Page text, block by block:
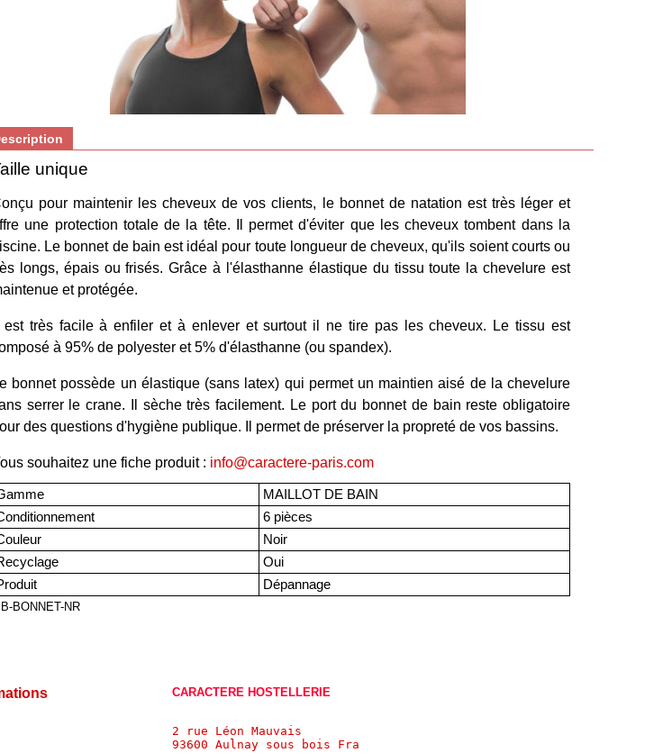
unique
pour maintenir les cheveux de vos clients, le bonnet de natation est très léger et
une protection totale de la tête. Il permet d'éviter que les cheveux tombent dans la
Le bonnet de bain est idéal pour toute longueur de cheveux, qu'ils soient courts ou
longs, épais ou frisés. Grâce à l'élasthanne élastique du tissu toute la chevelure est
et protégée.
est très facile à enfiler et à enlever et surtout il ne tire pas les cheveux. Le tissu est
à 95% de polyester et 5% d'élasthanne (ou spandex).
bonnet possède un élastique (sans latex) qui permet un maintien aisé de la chevelure
serrer le crane. Il sèche très facilement. Le port du bonnet de bain reste obligatoire
des questions d'hygiène publique. Il permet de préserver la propreté de vos bassins.
souhaitez une fiche produit : info@caractere-paris.com
MAILLOT DE BAIN
6 pièces
Noir
Oui
Dépannage
BONNET-NR
CARACTERE HOSTELLERIE
2 rue Léon Mauvais
93600 Aulnay sous bois France